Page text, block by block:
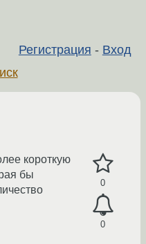
Регистрация - Вход
0
0
короткую
бы